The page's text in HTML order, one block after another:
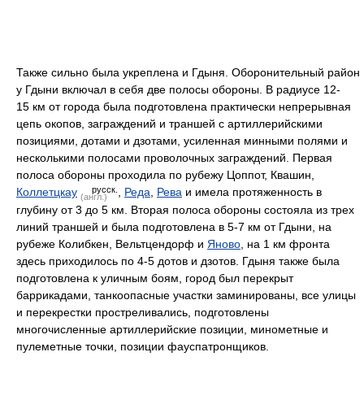
Также сильно была укреплена и Гдыня. Оборонительный район
у Гдыни включал в себя две полосы обороны. В радиусе 12-
15 км от города была подготовлена практически непрерывная
цепь окопов, заграждений и траншей с артиллерийскими
позициями, дотами и дзотами, усиленная минными полями и
несколькими полосами проволочных заграждений. Первая
полоса обороны проходила по рубежу Цоппот, Квашин,
Коллетцкау (англ.)
русск. Реда Рева и имела протяженность в
глубину от 3 до 5 км. Вторая полоса обороны состояла из трех
линий траншей и была подготовлена в 5-7 км от Гдыни, на
рубеже Колибкен, Вельтцендорф и Яново , на 1 км фронта
здесь приходилось по 4-5 дотов и дзотов. Гдыня также была
подготовлена к уличным боям, город был перекрыт
баррикадами, танкоопасные участки заминированы, все улицы
и перекрестки простреливались, подготовлены
многочисленные артиллерийские позиции, минометные и
пулеметные точки, позиции фауспатронщиков.